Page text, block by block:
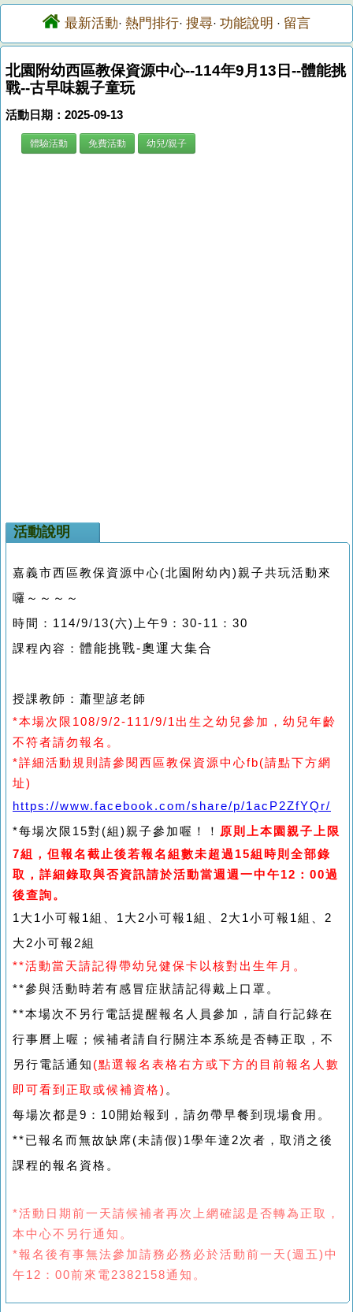
最新活動· 熱門排行· 搜尋· 功能說明 · 留言
北園附幼西區教保資源中心--114年9月13日--體能挑
戰--古早味親子童玩
活動日期：2025-09-13
體驗活動 免費活動 幼兒/親子
活動說明
嘉義市西區教保資源中心(北園附幼內)親子共玩活動來
囉～～～～
時間：114/9/13(六)上午9：30-11：30
課程內容： 體能挑戰-奧運大集合
授課教師：蕭聖諺老師
*本場次限108/9/2-111/9/1出生之幼兒參加，幼兒年齡
不符者請勿報名。
*詳細活動規則請參閱西區教保資源中心fb(請點下方網
址)
https://www.facebook.com/share/p/1acP2ZfYQr/
*每場次限15對(組)親子參加喔！！
原則上本園親子上限
7組，但報名截止後若報名組數未超過15組時則全部錄
取，詳細錄取與否資訊請於活動當週週一中午12：00過
後查詢。
1大1小可報1組、1大2小可報1組、2大1小可報1組、2
大2小可報2組
**活動當天請記得帶幼兒健保卡以核對出生年月。
**參與活動時若有感冒症狀請記得戴上口罩。
**本場次不另行電話提醒報名人員參加，請自行記錄在
行事曆上喔；候補者請自行關注本系統是否轉正取，不
另行電話通知 (點選報名表格右方或下方的目前報名人數
即可看到正取或候補資格) 。
每場次都是9：10開始報到，請勿帶早餐到現場食用。
**已報名而無故缺席(未請假)1學年達2次者，取消之後
課程的報名資格。
*活動日期前一天請候補者再次上網確認是否轉為正取，
本中心不另行通知。
*報名後有事無法參加請務必務必於活動前一天(週五)中
午12：00前來電2382158通知。